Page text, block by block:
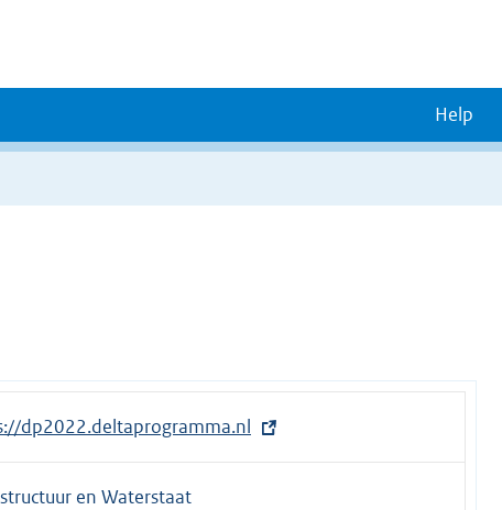
Help
dp2022.deltaprogramma.nl
en Waterstaat